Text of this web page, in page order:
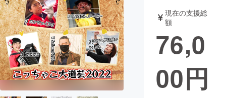
アート・写真
テクノロジー・ガジェット ゲーム・サ
現在の支援総
額
76,0
00円